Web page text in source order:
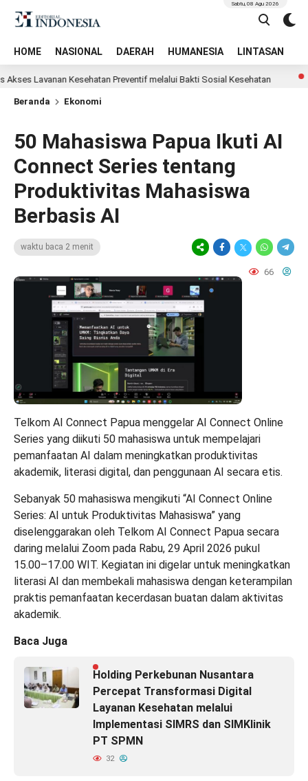
HOME NASIONAL DAERAH HUMANESIA LINTASAN
Sabtu, 08 Agu 2026
Layanan Kesehatan Preventif melalui Bakti Sosial Kesehatan
Beranda Ekonomi
50 Mahasiswa Papua Ikuti AI
Connect Series tentang
Produktivitas Mahasiswa
Berbasis AI
waktu baca 2 menit
66
Telkom AI Connect Papua menggelar AI Connect Online
Series yang diikuti 50 mahasiswa untuk mempelajari
pemanfaatan AI dalam meningkatkan produktivitas
akademik, literasi digital, dan penggunaan AI secara etis.
Sebanyak 50 mahasiswa mengikuti “AI Connect Online
Series: AI untuk Produktivitas Mahasiswa” yang
diselenggarakan oleh Telkom AI Connect Papua secara
daring melalui Zoom pada Rabu, 29 April 2026 pukul
15.00–17.00 WIT. Kegiatan ini digelar untuk meningkatkan
literasi AI dan membekali mahasiswa dengan keterampilan
praktis pemanfaatan kecerdasan buatan dalam aktivitas
akademik.
Baca Juga
Holding Perkebunan Nusantara
Percepat Transformasi Digital
Layanan Kesehatan melalui
Implementasi SIMRS dan SIMKlinik
PT SPMN
32